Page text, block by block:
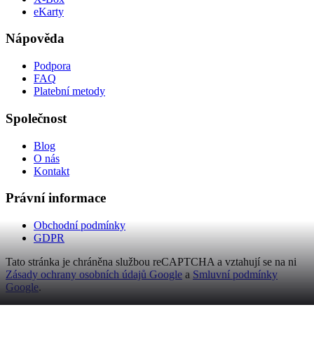
eKarty
Nápověda
Podpora
FAQ
Platební metody
Společnost
Blog
O nás
Kontakt
Právní informace
Obchodní podmínky
GDPR
Tato stránka je chráněna službou reCAPTCHA a vztahují se na ni
Zásady ochrany osobních údajů Google a Smluvní podmínky
Google.